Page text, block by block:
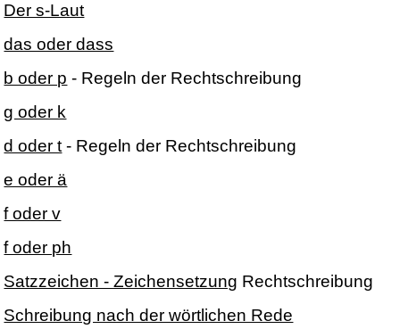
Der s-Laut
das oder dass
b oder p - Regeln der Rechtschreibung
g oder k
d oder t- Regeln der Rechtschreibung
e oder ä
f oder v
f oder ph
Satzzeichen - Zeichensetzung Rechtschreibung
Schreibung nach der wörtlichen Rede